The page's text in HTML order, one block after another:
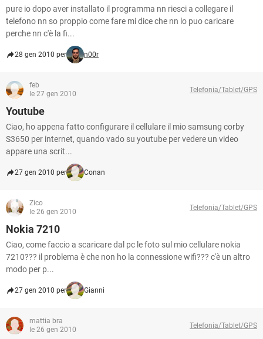
pure io dopo aver installato il programma nn riesci a collegare il
telefono nn so proppio come fare mi dice che nn lo puo caricare
perche nn c'è la fi...
28 gen 2010 per n00r
feb
le 27 gen 2010
Telefonia/Tablet/GPS
Youtube
Ciao, ho appena fatto configurare il cellulare il mio samsung corby
S3650 per internet, quando vado su youtube per vedere un video
appare una scrit...
27 gen 2010 per Conan
Zico
le 26 gen 2010
Telefonia/Tablet/GPS
Nokia 7210
Ciao, come faccio a scaricare dal pc le foto sul mio cellulare nokia
7210??? il problema è che non ho la connessione wifi??? c'è un altro
modo per p...
27 gen 2010 per Gianni
mattia bra
le 26 gen 2010
Telefonia/Tablet/GPS